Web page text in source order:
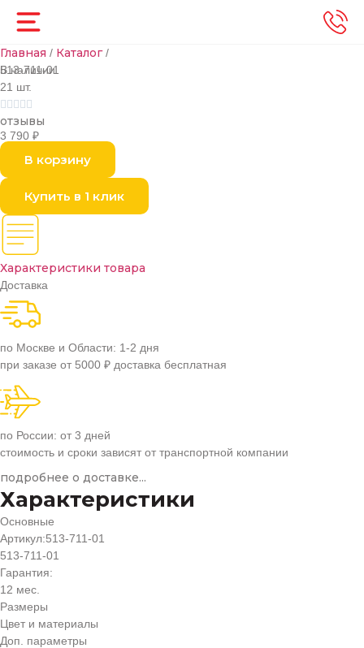
Главная / Каталог/
В наличии
21 шт.
513-711-01
    
отзывы
3 790 ₽
В корзину
Купить в 1 клик
Характеристики товара
Доставка
по Москве и Области: 1-2 дня
при заказе от 5000 ₽ доставка бесплатная
по России: от 3 дней
стоимость и сроки зависят от транспортной компании
подробнее о доставке...
Характеристики
Основные
Артикул:513-711-01
513-711-01
Гарантия:
12 мес.
Размеры
Цвет и материалы
Доп. параметры